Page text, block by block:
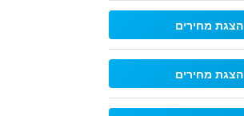
הצגת מחירים
הצגת מחירים